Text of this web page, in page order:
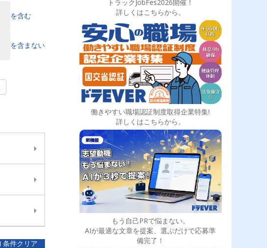
を含む
を含まない
条件クリア
トラックJobFes2026開催！
詳しくはこちらから。
働きやすい職場認証制度取得企業特集!
詳しくはこちらから。
もう自己PRで悩まない。
AIが最適な文章を提案、選ぶだけで応募準
備完了！